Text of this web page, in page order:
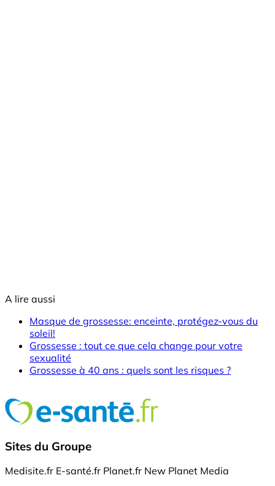
A lire aussi
Masque de grossesse: enceinte, protégez-vous du
soleil!
Grossesse : tout ce que cela change pour votre
sexualité
Grossesse à 40 ans : quels sont les risques ?
Sites du Groupe
Medisite.fr E-santé.fr Planet.fr New Planet Media